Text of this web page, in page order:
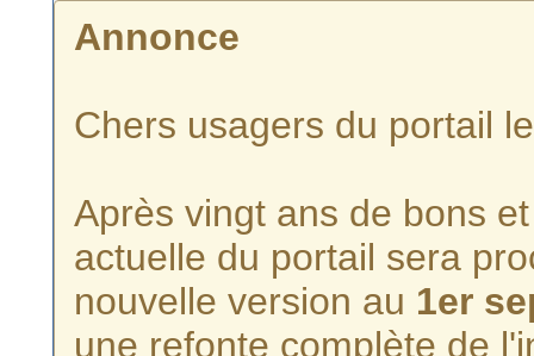
Annonce
Chers usagers du portail
Après vingt ans de bons
actuelle du portail sera
nouvelle version au 1er
une refonte complète de